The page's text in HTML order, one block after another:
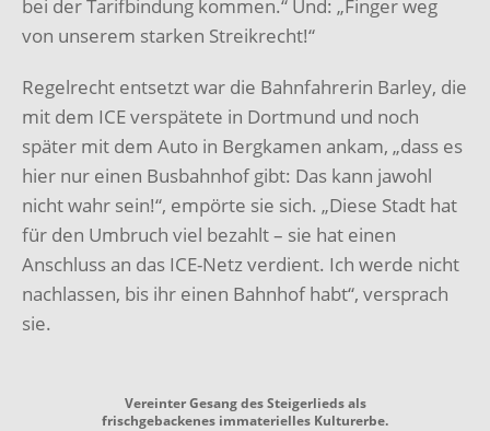
bei der Tarifbindung kommen.“ Und: „Finger weg
von unserem starken Streikrecht!“
Regelrecht entsetzt war die Bahnfahrerin Barley, die
mit dem ICE verspätete in Dortmund und noch
später mit dem Auto in Bergkamen ankam, „dass es
hier nur einen Busbahnhof gibt: Das kann jawohl
nicht wahr sein!“, empörte sie sich. „Diese Stadt hat
für den Umbruch viel bezahlt – sie hat einen
Anschluss an das ICE-Netz verdient. Ich werde nicht
nachlassen, bis ihr einen Bahnhof habt“, versprach
sie.
Vereinter Gesang des Steigerlieds als
frischgebackenes immaterielles Kulturerbe.